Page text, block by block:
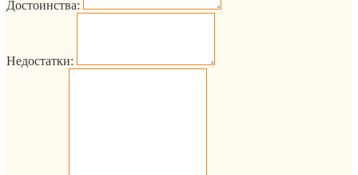
Достоинства:
Недостатки: